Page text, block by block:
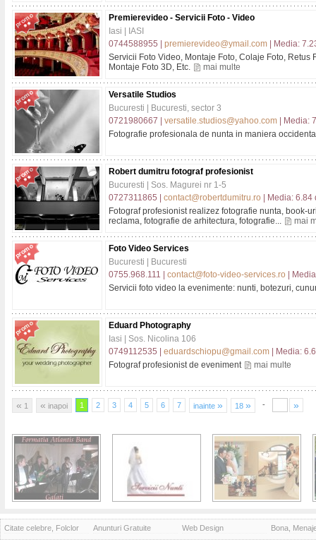
Premierevideo - Servicii Foto - Video
Iasi | IASI
0744588955 | premierevideo@ymail.com | Media:
Servicii Foto Video, Montaje Foto, Colaje Foto, Retus
Montaje Foto 3D, Etc.
mai multe
Versatile Studios
Bucuresti | Bucuresti, sector 3
0721980667 | versatile.studios@yahoo.com | Media:
Fotografie profesionala de nunta in maniera
Robert dumitru fotograf profesionist
Bucuresti | Sos. Magurei nr 1-5
0727311865 | contact@robertdumitru.ro | Media:
Fotograf profesionist realizez fotografie nunta, book-
reclama, fotografie de arhitectura, fotografie...
mai
Foto Video Services
Bucuresti | Bucuresti
0755.968.111 | contact@foto-video-services.ro |
Servicii foto video la evenimente: nunti, botezuri,
Eduard Photography
Iasi | Sos. Nicolina 106
0749112535 | eduardschiopu@gmail.com | Media:
Fotograf profesionist de eveniment
mai multe
« 1 « inapoi 1 2 3 4 5 6 7 inainte » 18 » - »
Citate celebre, Folclor Anunturi Gratuite Web Design Bona,